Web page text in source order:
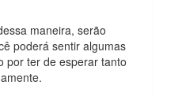
maneira, serão
poderá sentir algumas
por ter de esperar tanto